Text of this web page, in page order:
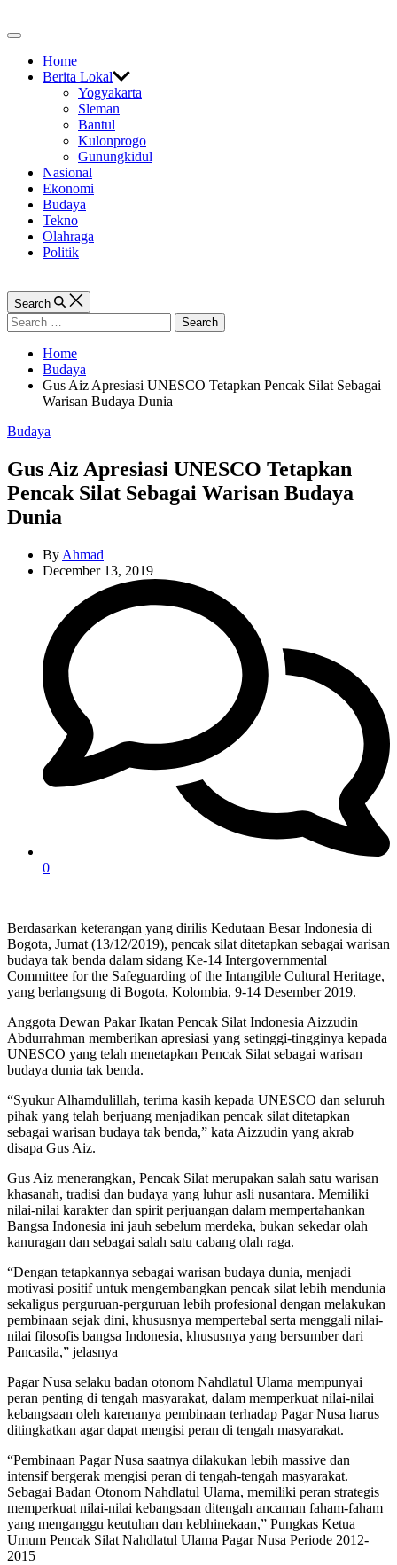
to
Off
CanvasHome
Berita Lokal
Yogyakarta
Sleman
Bantul
Kulonprogo
Gunungkidul
Nasional
Ekonomi
Budaya
Tekno
Olahraga
Politik
Search
Search
for:
Home
Budaya
Gus Aiz Apresiasi UNESCO Tetapkan Pencak Silat Sebagai
Warisan Budaya Dunia
Categories
Budaya
Gus Aiz Apresiasi UNESCO Tetapkan
Pencak Silat Sebagai Warisan Budaya
Dunia
By Ahmad
December 13, 2019
0
Berdasarkan keterangan yang dirilis Kedutaan Besar Indonesia di
Bogota, Jumat (13/12/2019), pencak silat ditetapkan sebagai warisan
budaya tak benda dalam sidang Ke-14 Intergovernmental
Committee for the Safeguarding of the Intangible Cultural Heritage,
yang berlangsung di Bogota, Kolombia, 9-14 Desember 2019.
Anggota Dewan Pakar Ikatan Pencak Silat Indonesia Aizzudin
Abdurrahman memberikan apresiasi yang setinggi-tingginya kepada
UNESCO yang telah menetapkan Pencak Silat sebagai warisan
budaya dunia tak benda.
“Syukur Alhamdulillah, terima kasih kepada UNESCO dan seluruh
pihak yang telah berjuang menjadikan pencak silat ditetapkan
sebagai warisan budaya tak benda,” kata Aizzudin yang akrab
disapa Gus Aiz.
Gus Aiz menerangkan, Pencak Silat merupakan salah satu warisan
khasanah, tradisi dan budaya yang luhur asli nusantara. Memiliki
nilai-nilai karakter dan spirit perjuangan dalam mempertahankan
Bangsa Indonesia ini jauh sebelum merdeka, bukan sekedar olah
kanuragan dan sebagai salah satu cabang olah raga.
“Dengan tetapkannya sebagai warisan budaya dunia, menjadi
motivasi positif untuk mengembangkan pencak silat lebih mendunia
sekaligus perguruan-perguruan lebih profesional dengan melakukan
pembinaan sejak dini, khususnya mempertebal serta menggali nilai-
nilai filosofis bangsa Indonesia, khususnya yang bersumber dari
Pancasila,” jelasnya
Pagar Nusa selaku badan otonom Nahdlatul Ulama mempunyai
peran penting di tengah masyarakat, dalam memperkuat nilai-nilai
kebangsaan oleh karenanya pembinaan terhadap Pagar Nusa harus
ditingkatkan agar dapat mengisi peran di tengah masyarakat.
“Pembinaan Pagar Nusa saatnya dilakukan lebih massive dan
intensif bergerak mengisi peran di tengah-tengah masyarakat.
Sebagai Badan Otonom Nahdlatul Ulama, memiliki peran strategis
memperkuat nilai-nilai kebangsaan ditengah ancaman faham-faham
yang menganggu keutuhan dan kebhinekaan,” Pungkas Ketua
Umum Pencak Silat Nahdlatul Ulama Pagar Nusa Periode 2012-
2015